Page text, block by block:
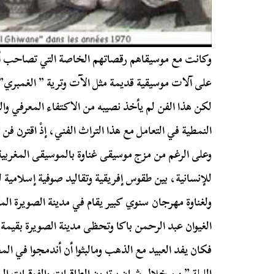
وكانت مع موسيقاهم رقصاتهم الخاصة التي تصاحب
على آلات موسيقية قديمة مثل الآت وترية ”
لكن هذا الفن لم يأخذ نصيبه من الاكتفاء المعرفي
النمطية في التعامل مع هذا التراث الفني، إذْ
وعلى الرغم من مزج موسيقى غناوة بالموسيقى
للإنسانية، بين طقوس إفريقية وتقاليد صوفية
ولغناوة مهرجان سنوي كبير يقام في مدينة الصويرة
الغيوان عبد الرحمن باكا وتحظى مدينة الصويرة
فكان يفد العبيد مع الذهب ومالبثوا أن أندمجوا في